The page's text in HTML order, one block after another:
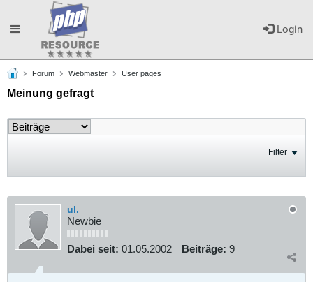
Login
Toggle
navigation
Forum Webmaster User pages
Meinung gefragt
Filter
ul.
Newbie
Dabei seit: 01.05.2002 Beiträge: 9